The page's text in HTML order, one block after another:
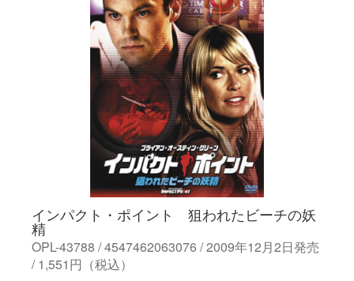
インパクト・ポイント 狙われたビーチの妖
精
OPL-43788 / 4547462063076 / 2009年12月2日発売
/ 1,551円（税込）